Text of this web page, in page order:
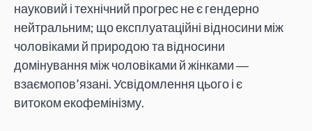
науковий і технічний прогрес не є гендерно
нейтральним; що експлуатаційні відносини між
чоловіками й природою та відносини
домінування між чоловіками й жінками ―
взаємопов’язані. Усвідомлення цього і є
витоком екофемінізму.